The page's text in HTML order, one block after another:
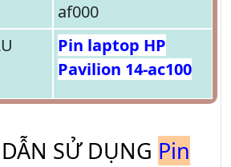
af000
Pin laptop HP
Pavilion 14-ac100
SỬ DỤNG Pin